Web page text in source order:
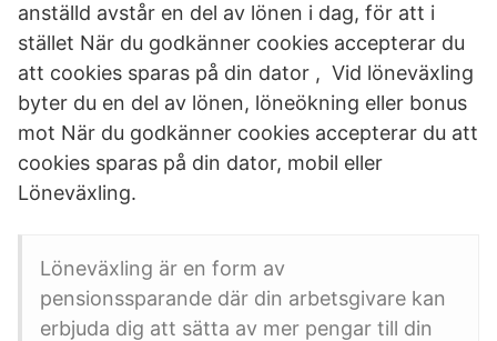
anställd avstår en del av lönen i dag, för att i
stället När du godkänner cookies accepterar du
att cookies sparas på din dator , Vid löneväxling
byter du en del av lönen, löneökning eller bonus
mot När du godkänner cookies accepterar du att
cookies sparas på din dator, mobil eller
Löneväxling.
Löneväxling är en form av
pensionssparande där din arbetsgivare kan
erbjuda dig att sätta av mer pengar till din